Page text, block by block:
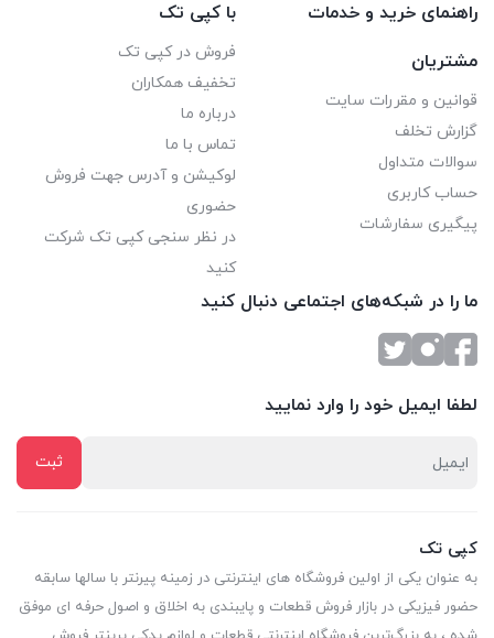
راهنمای خرید و خدمات
مشتریان
قوانین و مقررات سایت
گزارش تخلف
سوالات متداول
حساب کاربری
پیگیری سفارشات
با کپی تک
فروش در کپی تک
تخفیف همکاران
درباره ما
تماس با ما
لوکیشن و آدرس جهت فروش
حضوری
در نظر سنجی کپی تک شرکت
کنید
ما را در شبکه‌های اجتماعی دنبال کنید
لطفا ایمیل خود را وارد نمایید
کپی تک
به عنوان یکی از اولین فروشگاه های اینترنتی در زمینه پیرنتر با سالها سابقه
حضور فیزیکی در بازار فروش قطعات و پایبندی به اخلاق و اصول حرفه ای موفق